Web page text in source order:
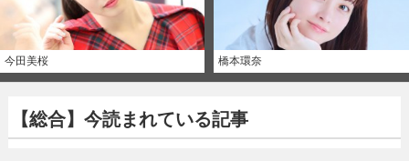
今田美桜 橋本環奈
【総合】今読まれている記事